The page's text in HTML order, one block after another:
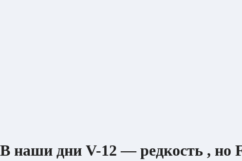
В наши дни V-12 — редкость , но